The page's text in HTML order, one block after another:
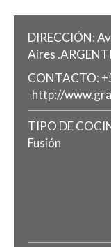
DIRECCIÓN:
Aires .
CONTACTO:
http://
TIPO DE
Fusión